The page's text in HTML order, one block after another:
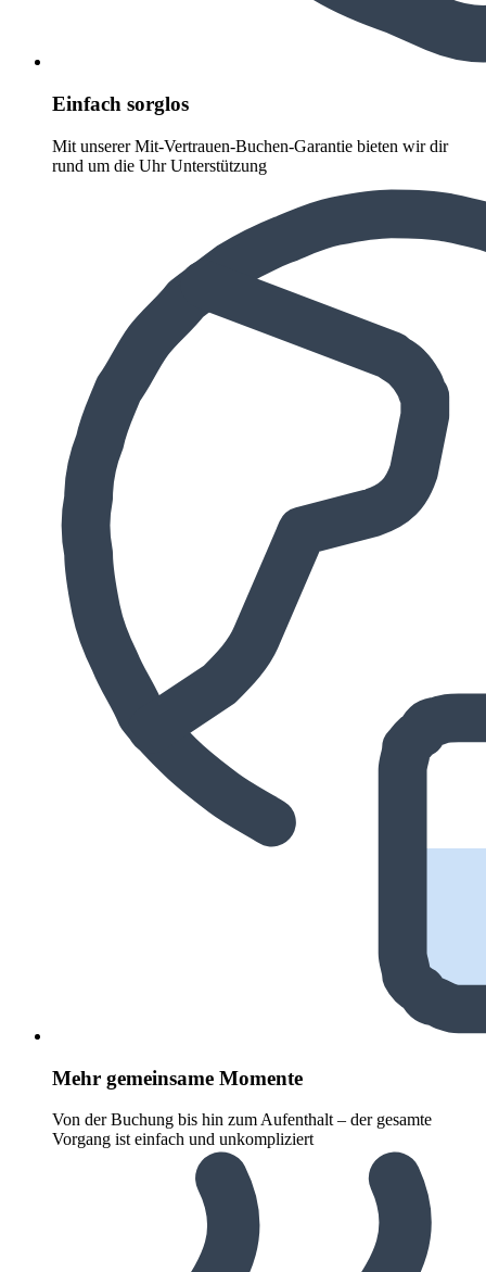
Einfach sorglos
Mit unserer Mit-Vertrauen-Buchen-Garantie bieten wir dir
rund um die Uhr Unterstützung
Mehr gemeinsame Momente
Von der Buchung bis hin zum Aufenthalt – der gesamte
Vorgang ist einfach und unkompliziert